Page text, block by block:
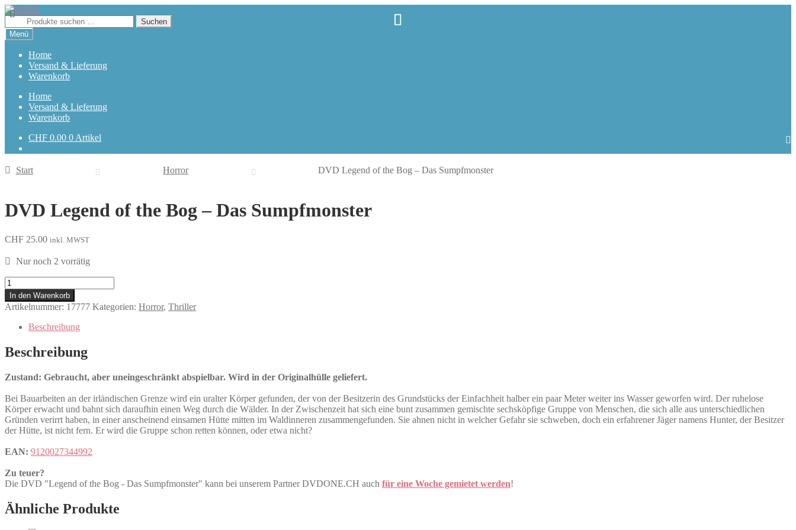
Zur
Navigation
springen
Zum
Inhalt
springen
Suchen
nach:
Suchen
Menü
Home
Versand & Lieferung
Warenkorb
Home
Versand & Lieferung
Warenkorb
CHF 0.00 0 Artikel
Start Horror DVD Legend of the Bog – Das Sumpfmonster
DVD Legend of the Bog – Das Sumpfmonster
CHF 25.00 inkl. MWST
Nur noch 2 vorrätig
Legend
of
the
Bog
Sumpfmonster
Menge
In den Warenkorb
Artikelnummer: 17777 Kategorien: Horror, Thriller
Beschreibung
Beschreibung
Zustand: Gebraucht, aber uneingeschränkt abspielbar. Wird in der Originalhülle geliefert.
Bei Bauarbeiten an der irländischen Grenze wird ein uralter Körper gefunden, der von der Besitzerin des Grundstücks der Einfachheit halber ein paar Meter weiter ins Wasser geworfen wird. Der ruhelose
Körper erwacht und bahnt sich daraufhin einen Weg durch die Wälder. In der Zwischenzeit hat sich eine bunt zusammen gemischte sechsköpfige Gruppe von Menschen, die sich alle aus unterschiedlichen
Gründen verirrt haben, in einer anscheinend einsamen Hütte mitten im Waldinneren zusammengefunden. Sie ahnen nicht in welcher Gefahr sie schweben, doch ein erfahrener Jäger namens Hunter, der Besitzer
der Hütte, ist nicht fern. Er wird die Gruppe schon retten können, oder etwa nicht?
EAN: 9120027344992
Zu teuer?
Die DVD "Legend of the Bog - Das Sumpfmonster" kann bei unserem Partner DVDONE.CH auch für eine Woche gemietet werden!
Ähnliche Produkte